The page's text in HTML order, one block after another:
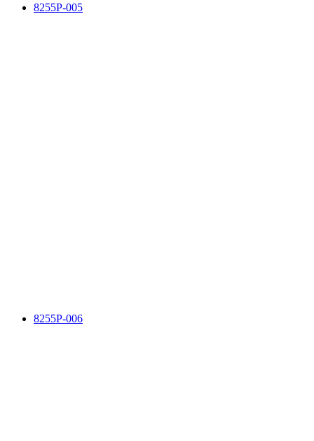
8255P-005
8255P-006